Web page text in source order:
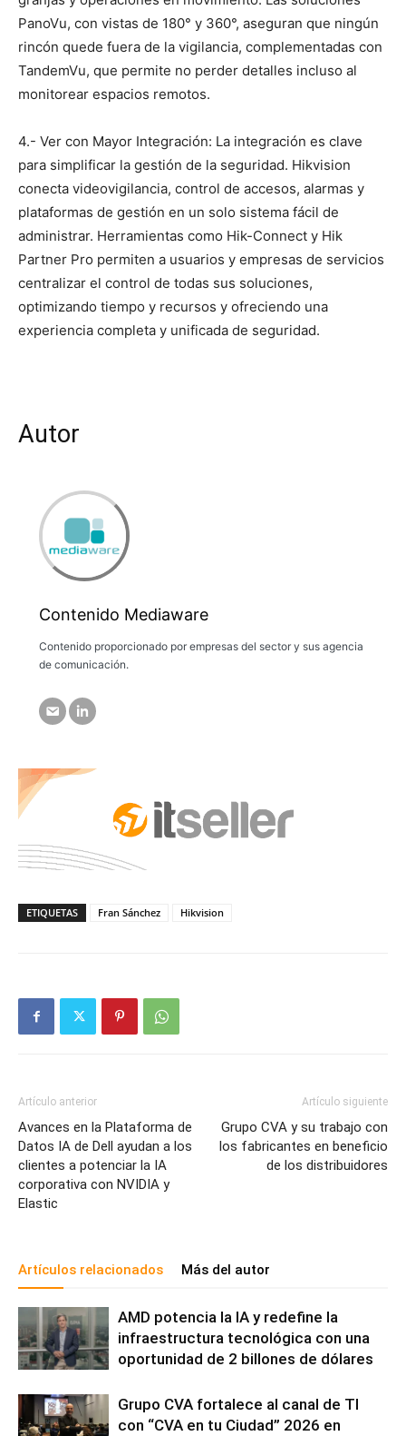
PanoVu, con vistas de 180° y 360°, aseguran que ningún
rincón quede fuera de la vigilancia, complementadas con
TandemVu, que permite no perder detalles incluso al
monitorear espacios remotos.
4.- Ver con Mayor Integración: La integración es clave
para simplificar la gestión de la seguridad. Hikvision
conecta videovigilancia, control de accesos, alarmas y
plataformas de gestión en un solo sistema fácil de
administrar. Herramientas como Hik-Connect y Hik
Partner Pro permiten a usuarios y empresas de servicios
centralizar el control de todas sus soluciones,
optimizando tiempo y recursos y ofreciendo una
experiencia completa y unificada de seguridad.
Autor
Contenido Mediaware
Contenido proporcionado por empresas del sector y sus agencia
de comunicación.
ETIQUETAS Fran Sánchez Hikvision
Artículo anterior
Avances en la Plataforma de
Datos IA de Dell ayudan a los
clientes a potenciar la IA
corporativa con NVIDIA y
Elastic
Artículo siguiente
Grupo CVA y su trabajo con
los fabricantes en beneficio
de los distribuidores
Artículos relacionados Más del autor
AMD potencia la IA y redefine la
infraestructura tecnológica con una
oportunidad de 2 billones de dólares
Grupo CVA fortalece al canal de TI
con “CVA en tu Ciudad” 2026 en